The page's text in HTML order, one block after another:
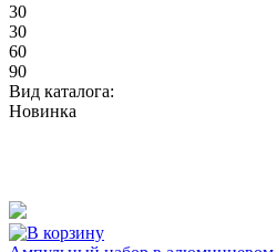
30
30
60
90
Вид каталога:
Новинка